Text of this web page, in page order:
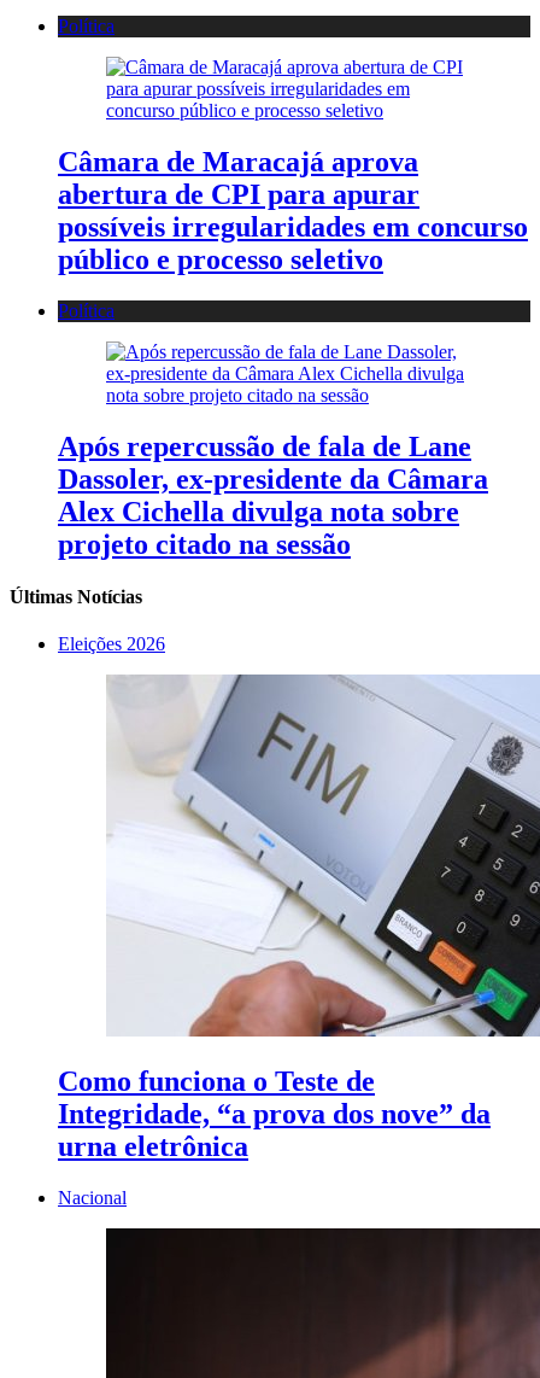
Política
Câmara de Maracajá aprova
abertura de CPI para apurar
possíveis irregularidades em concurso
público e processo seletivo
Política
Após repercussão de fala de Lane
Dassoler, ex-presidente da Câmara
Alex Cichella divulga nota sobre
projeto citado na sessão
Últimas Notícias
Eleições 2026
Como funciona o Teste de
Integridade, “a prova dos nove” da
urna eletrônica
Nacional